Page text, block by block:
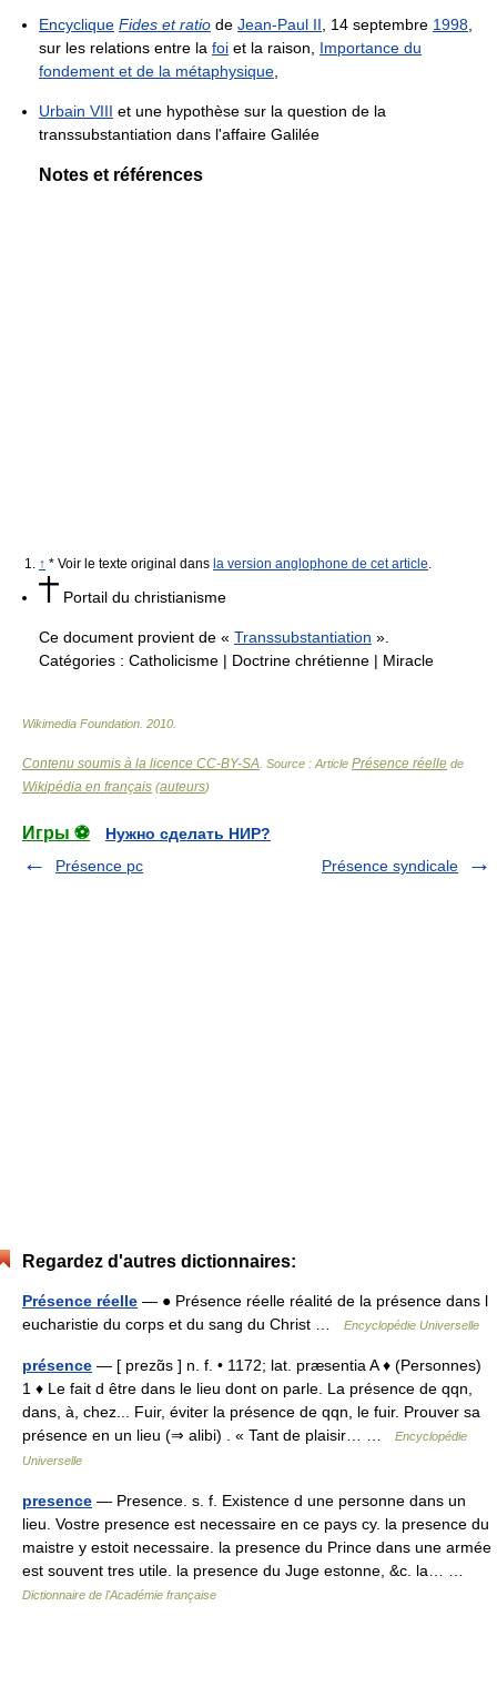
Encyclique Fides et ratio de Jean-Paul II, 14 septembre 1998,
sur les relations entre la foi et la raison, Importance du
fondement et de la métaphysique,
Urbain VIII et une hypothèse sur la question de la
transsubstantiation dans l'affaire Galilée
Notes et références
↑ * Voir le texte original dans la version anglophone de cet article.
Portail du christianisme
Ce document provient de « Transsubstantiation ».
Catégories : Catholicisme | Doctrine chrétienne | Miracle
Wikimedia Foundation 2010
Contenu soumis à la licence CC-BY-SA . Source : Article Présence réelle de
Wikipédia en français (auteurs)
Игры ⚽
Нужно сделать НИР?
Présence pc
Présence syndicale
Regardez d'autres dictionnaires:
Présence réelle — ● Présence réelle réalité de la présence dans l
eucharistie du corps et du sang du Christ …
Encyclopédie Universelle
présence — [ prezɑ̃s ] n. f. • 1172; lat. præsentia A ♦ (Personnes)
1 ♦ Le fait d être dans le lieu dont on parle. La présence de qqn,
dans, à, chez... Fuir, éviter la présence de qqn, le fuir. Prouver sa
présence en un lieu (⇒ alibi) . « Tant de plaisir… …
Encyclopédie
Universelle
presence — Presence. s. f. Existence d une personne dans un
lieu. Vostre presence est necessaire en ce pays cy. la presence du
maistre y estoit necessaire. la presence du Prince dans une armée
est souvent tres utile. la presence du Juge estonne, &c. la… …
Dictionnaire de l'Académie française